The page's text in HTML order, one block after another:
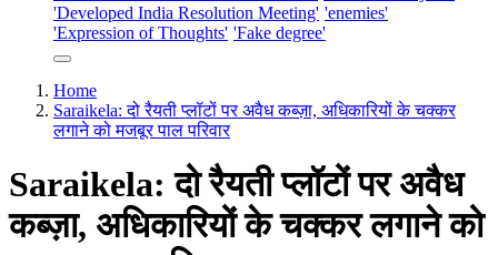
'Developed India Resolution Meeting' 'enemies'
'Expression of Thoughts' 'Fake degree'
Home
Saraikela: दो रैयती प्लॉटों पर अवैध कब्ज़ा, अधिकारियों के चक्कर
लगाने को मजबूर पाल परिवार
Saraikela: दो रैयती प्लॉटों पर अवैध
कब्ज़ा, अधिकारियों के चक्कर लगाने को